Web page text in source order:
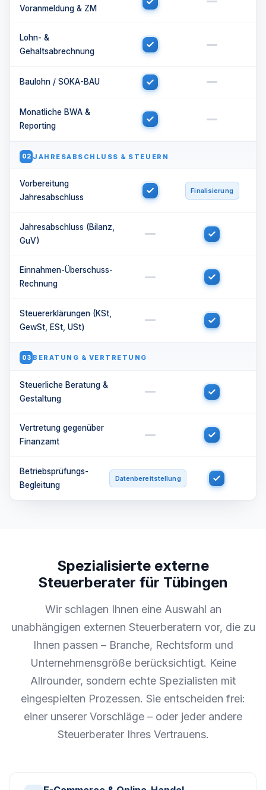
Voranmeldung & ZM
Lohn- &
Gehaltsabrechnung
Baulohn / SOKA-BAU
Monatliche BWA &
Reporting
02 JAHRESABSCHLUSS & STEUERN
Vorbereitung
Jahresabschluss
Finalisierung
Jahresabschluss (Bilanz,
GuV)
Einnahmen-Überschuss-
Rechnung
Steuererklärungen (KSt,
GewSt, ESt, USt)
03 BERATUNG & VERTRETUNG
Steuerliche Beratung &
Gestaltung
Vertretung gegenüber
Finanzamt
Betriebsprüfungs-
Begleitung
Datenbereitstellung
Spezialisierte externe
Steuerberater für Tübingen
Wir schlagen Ihnen eine Auswahl an
unabhängigen externen Steuerberatern vor, die zu
Ihnen passen – Branche, Rechtsform und
Unternehmensgröße berücksichtigt. Keine
Allrounder, sondern echte Spezialisten mit
eingespielten Prozessen. Sie entscheiden frei:
einer unserer Vorschläge – oder jeder andere
Steuerberater Ihres Vertrauens.